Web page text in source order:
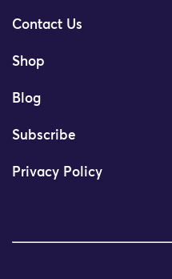
Contact Us
Shop
Blog
Subscribe
Privacy Policy